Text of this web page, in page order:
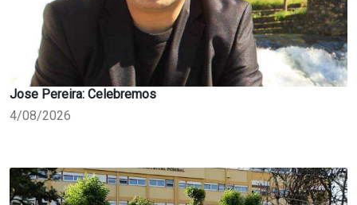
Jose Pereira: Celebremos
4/08/2026